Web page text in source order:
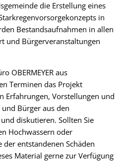
die Erstellung eines
in
Bestandsaufnahmen in allen
und Bürgerveranstaltungen
OBERMEYER aus
Terminen das Projekt
Erfahrungen, Vorstellungen und
Bürger aus den
diskutieren. Sollten Sie
Hochwassern oder
entstandenen Schäden
Material gerne zur Verfügung